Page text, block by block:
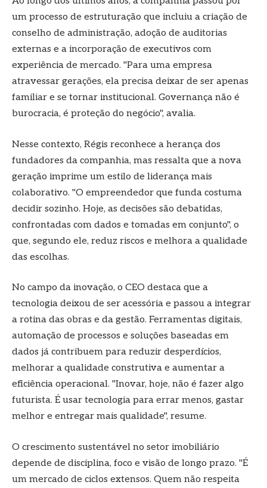
um processo de estruturação que incluiu a criação de
conselho de administração, adoção de auditorias
externas e a incorporação de executivos com
experiência de mercado. "Para uma empresa
atravessar gerações, ela precisa deixar de ser apenas
familiar e se tornar institucional. Governança não é
burocracia, é proteção do negócio", avalia.
Nesse contexto, Régis reconhece a herança dos
fundadores da companhia, mas ressalta que a nova
geração imprime um estilo de liderança mais
colaborativo. "O empreendedor que funda costuma
decidir sozinho. Hoje, as decisões são debatidas,
confrontadas com dados e tomadas em conjunto", o
que, segundo ele, reduz riscos e melhora a qualidade
das escolhas.
No campo da inovação, o CEO destaca que a
tecnologia deixou de ser acessória e passou a integrar
a rotina das obras e da gestão. Ferramentas digitais,
automação de processos e soluções baseadas em
dados já contribuem para reduzir desperdícios,
melhorar a qualidade construtiva e aumentar a
eficiência operacional. "Inovar, hoje, não é fazer algo
futurista. É usar tecnologia para errar menos, gastar
melhor e entregar mais qualidade", resume.
O crescimento sustentável no setor imobiliário
depende de disciplina, foco e visão de longo prazo. "É
um mercado de ciclos extensos. Quem não respeita